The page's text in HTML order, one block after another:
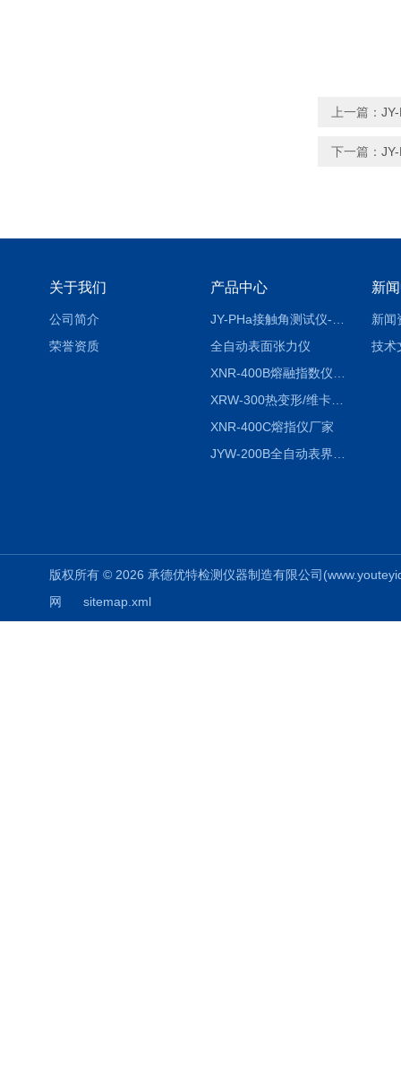
上一篇：
下一篇：
关于我们
公司简介
荣誉资质
产品中心
全自动表面张力仪
XRW-300热变形/维卡软化点温度测定仪
XNR-400C熔指仪厂家
新
新闻
技术
版权所有 © 2026 承德优特检测仪器制造有限公司
网
sitemap.xml